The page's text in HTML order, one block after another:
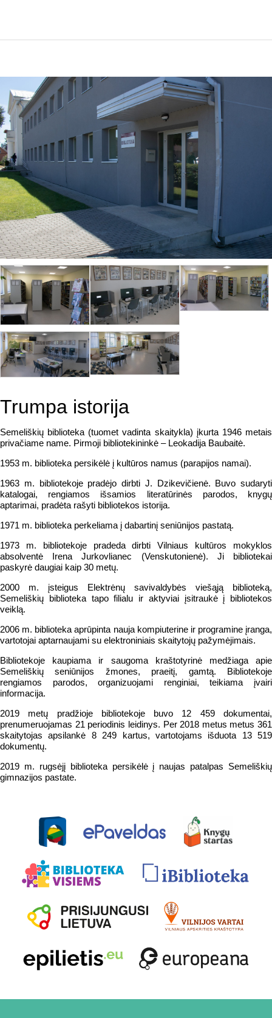
Trumpa istorija
Semeliškių biblioteka (tuomet vadinta skaitykla) įkurta 1946 metais
privačiame name. Pirmoji bibliotekininkė – Leokadija Baubaitė.
1953 m. biblioteka persikėlė į kultūros namus (parapijos namai).
1963 m. bibliotekoje pradėjo dirbti J. Dzikevičienė. Buvo sudaryti
katalogai, rengiamos išsamios literatūrinės parodos, knygų
aptarimai, pradėta rašyti bibliotekos istorija.
1971 m. biblioteka perkeliama į dabartinį seniūnijos pastatą.
1973 m. bibliotekoje pradeda dirbti Vilniaus kultūros mokyklos
absolventė Irena Jurkovlianec (Venskutonienė). Ji bibliotekai
paskyrė daugiai kaip 30 metų.
2000 m. įsteigus Elektrėnų savivaldybės viešąją biblioteką,
Semeliškių biblioteka tapo filialu ir aktyviai įsitraukė į bibliotekos
veiklą.
2006 m. biblioteka aprūpinta nauja kompiuterine ir programine įranga,
vartotojai aptarnaujami su elektroniniais skaitytojų pažymėjimais.
Bibliotekoje kaupiama ir saugoma kraštotyrinė medžiaga apie
Semeliškių seniūnijos žmones, praeitį, gamtą. Bibliotekoje
rengiamos parodos, organizuojami renginiai, teikiama įvairi
informacija.
2019 metų pradžioje bibliotekoje buvo 12 459 dokumentai,
prenumeruojamas 21 periodinis leidinys. Per 2018 metus metus 361
skaitytojas apsilankė 8 249 kartus, vartotojams išduota 13 519
dokumentų.
2019 m. rugsėjį biblioteka persikėlė į naujas patalpas Semeliškių
gimnazijos pastate.